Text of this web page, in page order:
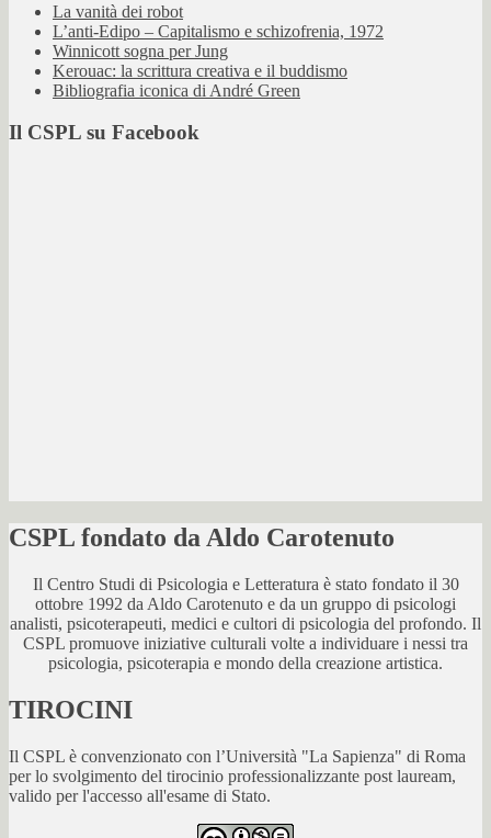
La vanità dei robot
L’anti-Edipo – Capitalismo e schizofrenia, 1972
Winnicott sogna per Jung
Kerouac: la scrittura creativa e il buddismo
Bibliografia iconica di André Green
Il CSPL su Facebook
CSPL fondato da Aldo Carotenuto
Il Centro Studi di Psicologia e Letteratura è stato fondato il 30
ottobre 1992 da Aldo Carotenuto e da un gruppo di psicologi
analisti, psicoterapeuti, medici e cultori di psicologia del profondo. Il
CSPL promuove iniziative culturali volte a individuare i nessi tra
psicologia, psicoterapia e mondo della creazione artistica.
TIROCINI
Il CSPL è convenzionato con l’Università "La Sapienza" di Roma
per lo svolgimento del tirocinio professionalizzante post lauream,
valido per l'accesso all'esame di Stato.